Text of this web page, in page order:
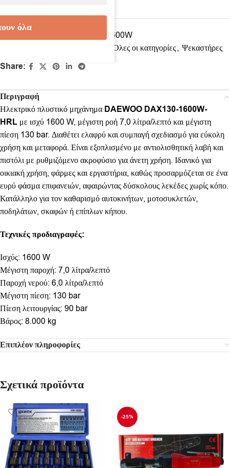
DAX130-1600W
Όλες οι κατηγορίες, Ψεκαστήρες
Share:
Περιγραφή
Ηλεκτρικό πλυστικό μηχάνημα DAEWOO DAX130-1600W-
HRL με ισχύ 1600 W, μέγιστη ροή 7,0 λίτρα/λεπτό και μέγιστη
πίεση 130 bar. Διαθέτει ελαφρύ και συμπαγή σχεδιασμό για εύκολη
χρήση και μεταφορά. Είναι εξοπλισμένο με αντιολισθητική λαβή και
πιστόλι με ρυθμιζόμενο ακροφύσιο για άνετη χρήση. Ιδανικό για
οικιακή χρήση, φάρμες και εργαστήρια, καθώς προσαρμόζεται σε ένα
ευρύ φάσμα επιφανειών, αφαιρώντας δύσκολους λεκέδες χωρίς κόπο.
Κατάλληλο για τον καθαρισμό αυτοκινήτων, μοτοσυκλετών,
ποδηλάτων, σκαφών ή επίπλων κήπου.
Τεχνικές προδιαγραφές:
Ισχύς: 1600 W
Μέγιστη παροχή: 7,0 λίτρα/λεπτό
Παροχή νερού: 6,0 λίτρα/λεπτό
Μέγιστη πίεση: 130 bar
Πίεση λειτουργίας: 90 bar
Βάρος: 8.000 kg
Επιπλέον πληροφορίες
Σχετικά προϊόντα
-25%
όλα